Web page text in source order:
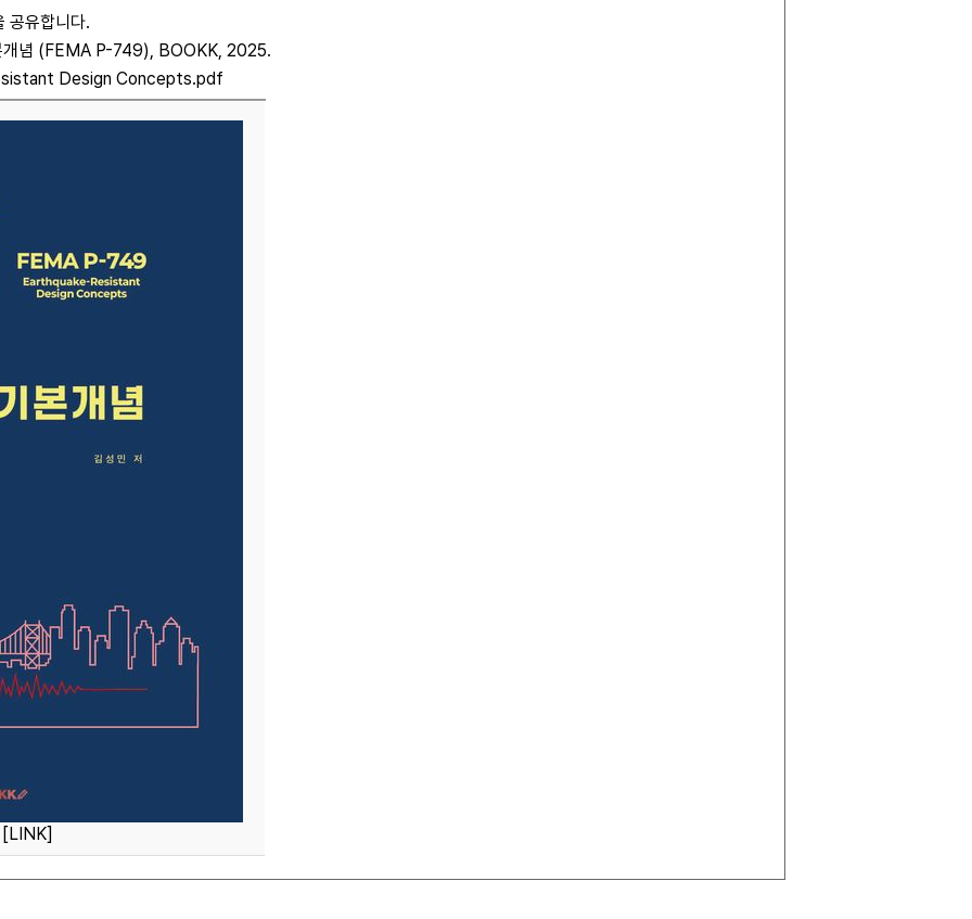
공유합니다.
개념 (FEMA P-749), BOOKK, 2025.
Design Concepts.pdf
[LINK]